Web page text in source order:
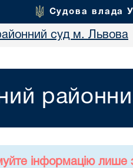
Судова влада
суд м. Львова
інформацію лише